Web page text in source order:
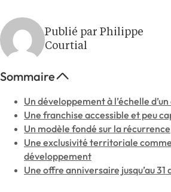
Publié par Philippe
Courtial
Sommaire
Un développement à l’échelle
Une franchise accessible et peu
Un modèle fondé sur la récurrence
Une exclusivité territoriale
développement
Une offre anniversaire jusqu’au